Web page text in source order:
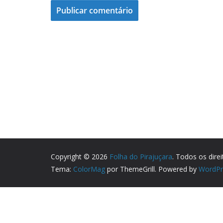
Copyright © 2026 Folha do Pirajuçara. Todos os
Tema: ColorMag por ThemeGrill. Powered by